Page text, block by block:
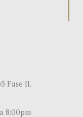
Fase II.
8:00pm